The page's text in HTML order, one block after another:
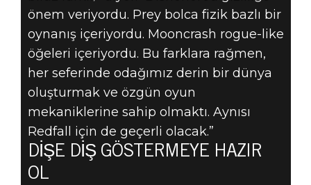
önem veriyordu. Prey bolca fizik bazlı bir
oynanış içeriyordu. Mooncrash rogue-like
öğeleri içeriyordu. Bu farklara rağmen,
her seferinde odağımız derin bir dünya
oluşturmak ve özgün oyun
mekaniklerine sahip olmaktı. Aynısı
Redfall için de geçerli olacak.”
DIŞE DIŞ GÖSTERMEYE HAZIR
OL